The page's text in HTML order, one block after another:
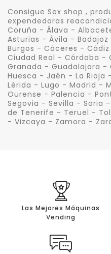
Consigue Sex shop ,
expendedoras
Coruña - Álava -
Asturias - Ávila -
Burgos - Cáceres -
Ciudad Real - Córdoba -
Granada - Guadalajara -
Huesca - Jaén - La Rioja
Lérida - Lugo - Madrid -
Ourense - Palencia -
Segovia - Sevilla - Soria
de Tenerife - Teruel -
- Vizcaya - Zamora -
Las Mejores Máquinas
Vending